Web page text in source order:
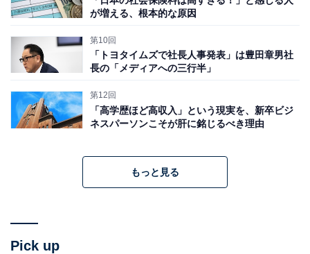
が増える、根本的な原因
第10回
「トヨタイムズで社長人事発表」は豊田章男社
長の「メディアへの三行半」
第12回
「高学歴ほど高収入」という現実を、新卒ビジ
ネスパーソンこそが肝に銘じるべき理由
もっと見る
Pick up